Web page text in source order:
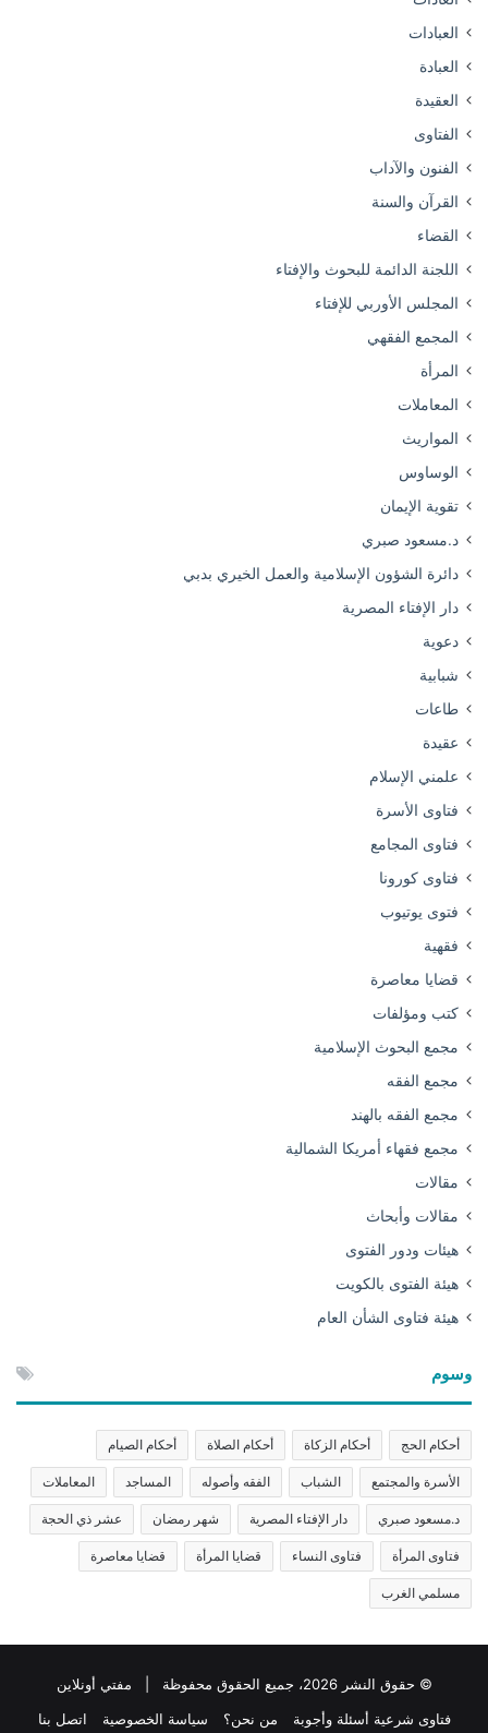
العبادات
العبادة
العقيدة
الفتاوى
الفنون والآداب
القرآن والسنة
القضاء
اللجنة الدائمة للبحوث والإفتاء
المجلس الأوربي للإفتاء
المجمع الفقهي
المرأة
المعاملات
المواريث
الوساوس
تقوية الإيمان
د.مسعود صبري
دائرة الشؤون الإسلامية والعمل الخيري بدبي
دار الإفتاء المصرية
دعوية
شبابية
طاعات
عقيدة
علمني الإسلام
فتاوى الأسرة
فتاوى المجامع
فتاوى كورونا
فتوى يوتيوب
فقهية
قضايا معاصرة
كتب ومؤلفات
مجمع البحوث الإسلامية
مجمع الفقه
مجمع الفقه بالهند
مجمع فقهاء أمريكا الشمالية
مقالات
مقالات وأبحاث
هيئات ودور الفتوى
هيئة الفتوى بالكويت
هيئة فتاوى الشأن العام
وسوم
أحكام الحج أحكام الزكاة أحكام الصلاة أحكام الصيام
الأسرة والمجتمع الشباب الفقه وأصوله المساجد المعاملات
د.مسعود صبري دار الإفتاء المصرية شهر رمضان عشر ذي الحجة
فتاوى المرأة فتاوى النساء قضايا المرأة قضايا معاصرة
مسلمي الغرب
© حقوق النشر 2026، جميع الحقوق محفوظة | مفتي أونلاين
فتاوى شرعية أسئلة وأجوبة
من نحن؟ سياسة الخصوصية اتصل بنا